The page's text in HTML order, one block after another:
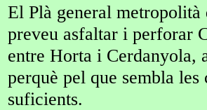
El Plà general
preveu asfaltar i perforar
entre Horta i Cerdanyola,
perquè pel que sembla
suficients.